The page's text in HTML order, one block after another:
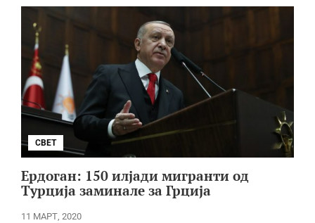
СВЕТ
Ердоган: 150 илјади мигранти од
Турција заминале за Грција
11 МАРТ, 2020